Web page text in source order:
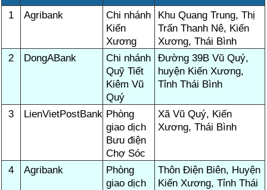
1 Agribank
Chi nhánh
Kiến
Xương
Khu Quang Trung, Thị
Trấn Thanh Nê, Kiến
Xương, Thái Bình
2
DongABank
Chi nhánh
Quỹ Tiết
Kiêm Vũ
Quý
Đường 39B Vũ Quý,
huyện Kiến Xương,
Tỉnh Thái Bình
3 LienVietPostBank Phòng
giao dịch
Bưu điện
Chợ Sóc
Xã Vũ Quý, Kiến
Xương, Thái Bình
4 Agribank
Phòng
giao dịch
Thôn Điện Biên, Huyện
Kiến Xương, Tỉnh Thái